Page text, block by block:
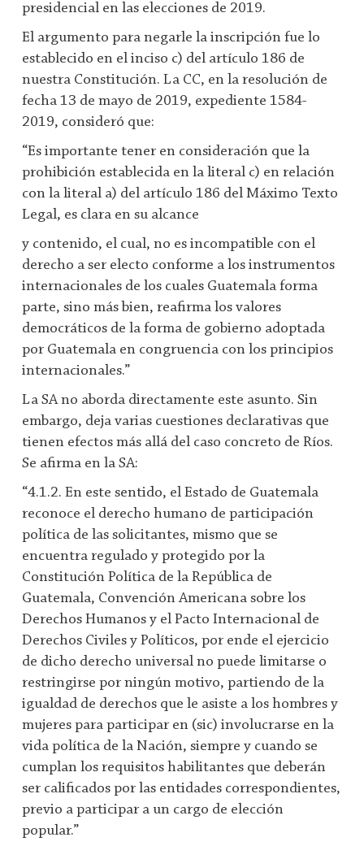
presidencial en las elecciones de 2019.
El argumento para negarle la inscripción fue lo
establecido en el inciso c) del artículo 186 de
nuestra Constitución. La CC, en la resolución de
fecha 13 de mayo de 2019, expediente 1584-
2019, consideró que:
“Es importante tener en consideración que la
prohibición establecida en la literal c) en relación
con la literal a) del artículo 186 del Máximo Texto
Legal, es clara en su alcance
y contenido, el cual, no es incompatible con el
derecho a ser electo conforme a los instrumentos
internacionales de los cuales Guatemala forma
parte, sino más bien, reafirma los valores
democráticos de la forma de gobierno adoptada
por Guatemala en congruencia con los principios
internacionales.”
La SA no aborda directamente este asunto. Sin
embargo, deja varias cuestiones declarativas que
tienen efectos más allá del caso concreto de Ríos.
Se afirma en la SA:
“4.1.2. En este sentido, el Estado de Guatemala
reconoce el derecho humano de participación
política de las solicitantes, mismo que se
encuentra regulado y protegido por la
Constitución Política de la República de
Guatemala, Convención Americana sobre los
Derechos Humanos y el Pacto Internacional de
Derechos Civiles y Políticos, por ende el ejercicio
de dicho derecho universal no puede limitarse o
restringirse por ningún motivo, partiendo de la
igualdad de derechos que le asiste a los hombres y
mujeres para participar en (sic) involucrarse en la
vida política de la Nación, siempre y cuando se
cumplan los requisitos habilitantes que deberán
ser calificados por las entidades correspondientes,
previo a participar a un cargo de elección
popular.”